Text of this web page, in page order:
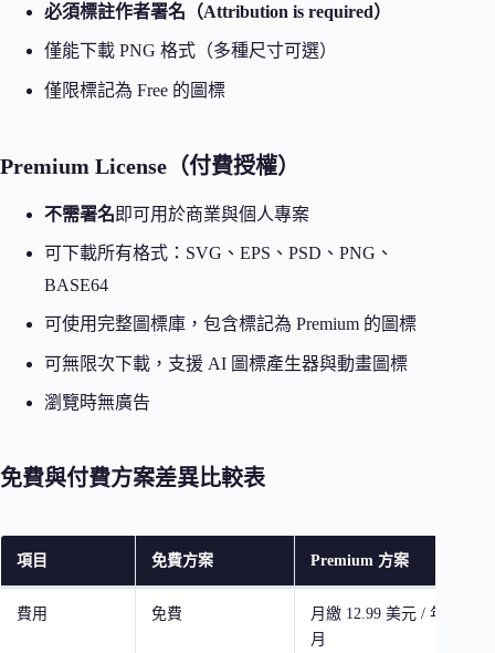
必須標註作者署名（Attribution is required）
僅能下載 PNG 格式（多種尺寸可選）
僅限標記為 Free 的圖標
Premium License（付費授權）
不需署名 即可用於商業與個人專案
可下載所有格式：SVG、EPS、PSD、PNG、
BASE64
可使用完整圖標庫，包含標記為 Premium 的圖標
可無限次下載，支援 AI 圖標產生器與動畫圖標
瀏覽時無廣告
免費與付費方案差異比較表
項目 免費方案 Premium 方案
費用 免費
月繳 12.99 美元 / 年繳
月